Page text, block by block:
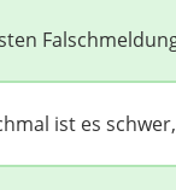
ist es